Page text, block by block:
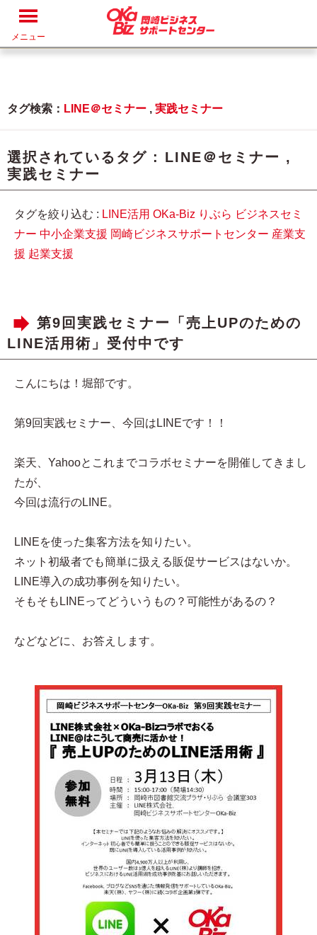
メニュー
タグ検索： LINE＠セミナー , 実践セミナー
選択されているタグ : LINE＠セミナー ,
実践セミナー
タグを絞り込む : LINE活用 OKa-Biz りぶら ビジネスセミ
ナー 中小企業支援 岡崎ビジネスサポートセンター 産業支
援 起業支援
第9回実践セミナー「売上UPのための
LINE活用術」受付中です
こんにちは！堀部です。
第9回実践セミナー、今回はLINEです！！
楽天、Yahooとこれまでコラボセミナーを開催してきまし
たが、
今回は流行のLINE。
LINEを使った集客方法を知りたい。
ネット初級者でも簡単に扱える販促サービスはないか。
LINE導入の成功事例を知りたい。
そもそもLINEってどういうもの？可能性があるの？
などなどに、お答えします。